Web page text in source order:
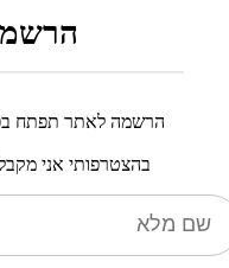
הרשמה לאתר תפתח
בהצטרפותי אני